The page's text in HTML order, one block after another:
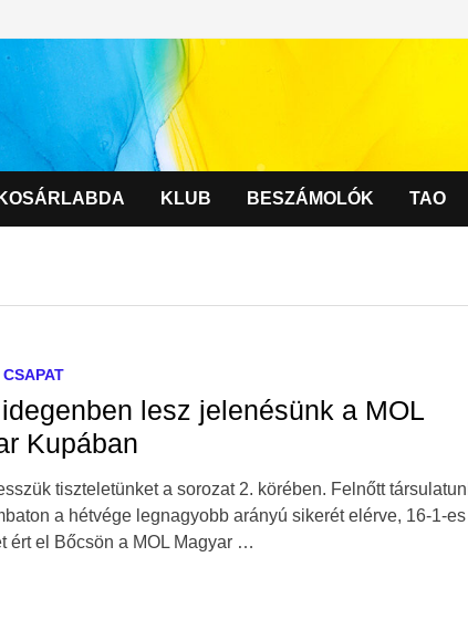
KOSÁRLABDA KLUB BESZÁMOLÓK TAO
lesz jelenésünk a MOL
Kupában
tiszteletünket a sorozat 2. körében. Felnőtt
a hétvége legnagyobb arányú sikerét elérve, 16-1-es
ért el Bőcsön a MOL Magyar …